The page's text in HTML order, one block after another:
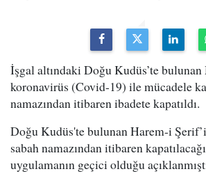
İşgal altındaki Doğu Kudüs’te
koronavirüs (Covid-19) ile mücadele
namazından itibaren ibadete kapatıldı.
Doğu Kudüs'te bulunan Harem-i
sabah namazından itibaren
uygulamanın geçici olduğu